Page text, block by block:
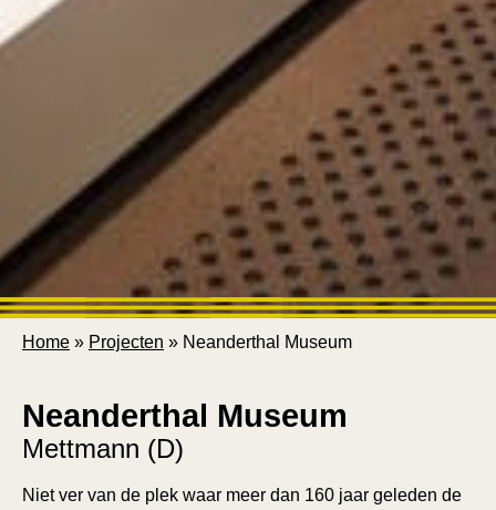
Home » Projecten » Neanderthal Museum
Neanderthal Museum
Mettmann (D)
Niet ver van de plek waar meer dan 160 jaar geleden de